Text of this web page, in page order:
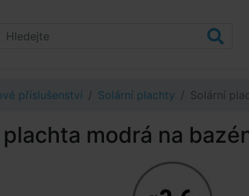
příslušenství Solární plachty Solární
modrá na